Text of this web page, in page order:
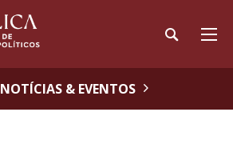
NOTÍCIAS & EVENTOS